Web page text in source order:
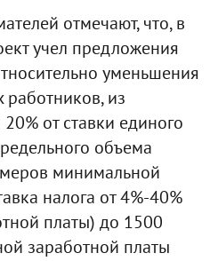
отмечают, что, в
учел предложения
уменьшения
из
от ставки единого
объема
минимальной
налога от 4%-40%
платы) до 1500
заработной платы